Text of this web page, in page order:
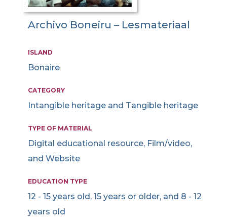
Archivo Boneiru – Lesmateriaal
ISLAND
Bonaire
CATEGORY
Intangible heritage and Tangible heritage
TYPE OF MATERIAL
Digital educational resource, Film/video,
and Website
EDUCATION TYPE
12 - 15 years old, 15 years or older, and 8 - 12
years old